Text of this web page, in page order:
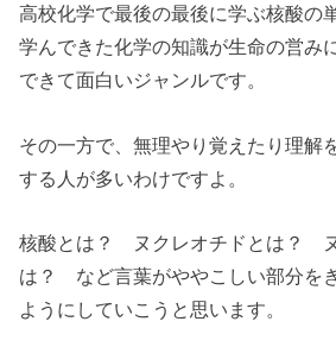
高校化学で最後の最後に学ぶ核酸の
学んできた化学の知識が生命の営み
できて面白いジャンルです。
その一方で、無理やり覚えたり理解
する人が多いわけですよ。
核酸とは？ ヌクレオチドとは？
は？ など言葉がややこしい部分を
ようにしていこうと思います。